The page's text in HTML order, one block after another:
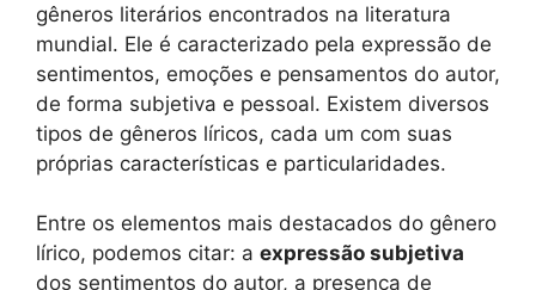
gêneros literários encontrados na literatura
mundial. Ele é caracterizado pela expressão de
sentimentos, emoções e pensamentos do autor,
de forma subjetiva e pessoal. Existem diversos
tipos de gêneros líricos, cada um com suas
próprias características e particularidades.
Entre os elementos mais destacados do gênero
lírico, podemos citar: a expressão subjetiva
dos sentimentos do autor, a presença de